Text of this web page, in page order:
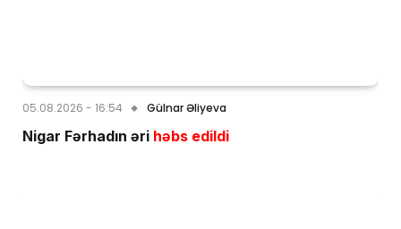
05.08.2026 - 16:54 Gülnar Əliyeva
Nigar Fərhadın əri həbs edildi